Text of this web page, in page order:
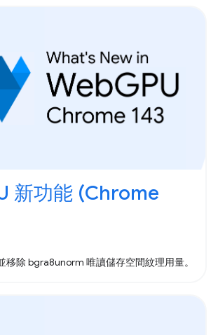
新功能 (Chrome
移除 bgra8unorm 唯讀儲存空間紋理用量。